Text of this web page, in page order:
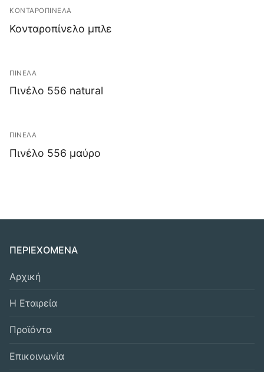
ΚΟΝΤΑΡΟΠΙΝΕΛΑ
Κονταροπίνελο μπλε
ΠΙΝΕΛΑ
Πινέλο 556 natural
ΠΙΝΕΛΑ
Πινέλο 556 μαύρο
ΠΕΡΙΕΧΟΜΕΝΑ
Αρχική
Η Εταιρεία
Προϊόντα
Επικοινωνία